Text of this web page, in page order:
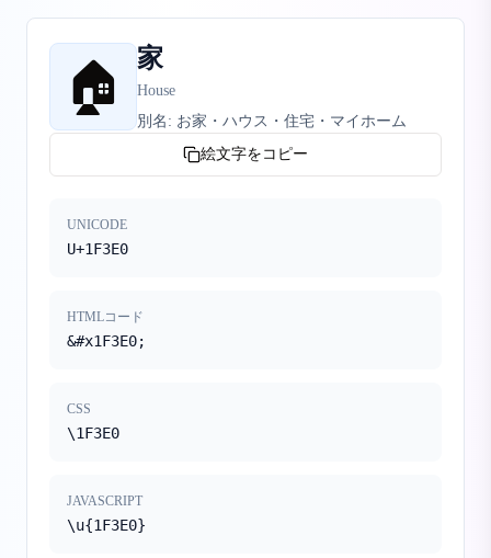
🏠 家
House
別名: お家・ハウス・住宅・マイホーム
絵文字をコピー
UNICODE
U+1F3E0
HTMLコード
&#x1F3E0;
CSS
\1F3E0
JAVASCRIPT
\u{1F3E0}